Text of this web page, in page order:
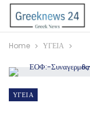
Home ΥΓΕΙΑ
ΥΓΕΙΑ